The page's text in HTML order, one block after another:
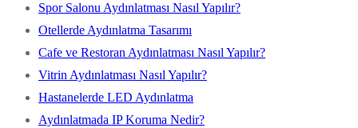
Spor Salonu Aydınlatması Nasıl Yapılır?
Otellerde Aydınlatma Tasarımı
Cafe ve Restoran Aydınlatması Nasıl Yapılır?
Vitrin Aydınlatması Nasıl Yapılır?
Hastanelerde LED Aydınlatma
Aydınlatmada IP Koruma Nedir?